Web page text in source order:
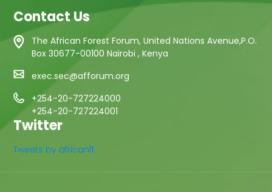
Contact Us
The African Forest Forum, United Nations Avenue,P.O.
Box 30677-00100 Nairobi , Kenya
exec.sec@afforum.org
+254-20-727224000
+254-20-727224001
Twitter
Tweets by africanff